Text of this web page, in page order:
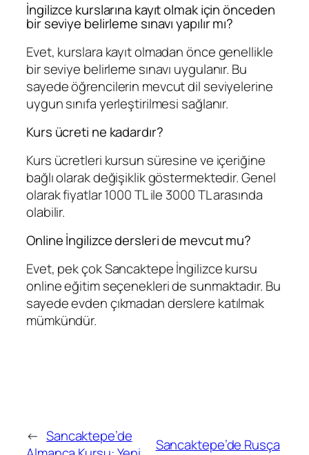
İngilizce kurslarına kayıt olmak için önceden
bir seviye belirleme sınavı yapılır mı?
Evet, kurslara kayıt olmadan önce genellikle
bir seviye belirleme sınavı uygulanır. Bu
sayede öğrencilerin mevcut dil seviyelerine
uygun sınıfa yerleştirilmesi sağlanır.
Kurs ücreti ne kadardır?
Kurs ücretleri kursun süresine ve içeriğine
bağlı olarak değişiklik göstermektedir. Genel
olarak fiyatlar 1000 TL ile 3000 TL arasında
olabilir.
Online İngilizce dersleri de mevcut mu?
Evet, pek çok Sancaktepe İngilizce kursu
online eğitim seçenekleri de sunmaktadır. Bu
sayede evden çıkmadan derslere katılmak
mümkündür.
← Sancaktepe’de
Sancaktepe’de Rusça